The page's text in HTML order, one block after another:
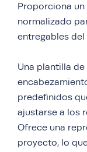
Proporciona
normalizado
entregables
Una plantilla de
predefinidos
ajustarse a los
Ofrece una
proyecto, lo